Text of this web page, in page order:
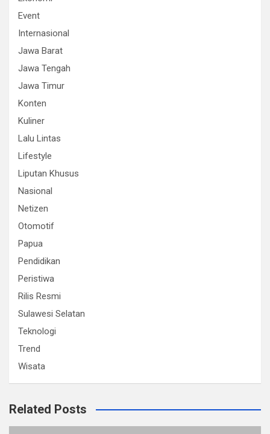
Event
Internasional
Jawa Barat
Jawa Tengah
Jawa Timur
Konten
Kuliner
Lalu Lintas
Lifestyle
Liputan Khusus
Nasional
Netizen
Otomotif
Papua
Pendidikan
Peristiwa
Rilis Resmi
Sulawesi Selatan
Teknologi
Trend
Wisata
Related Posts